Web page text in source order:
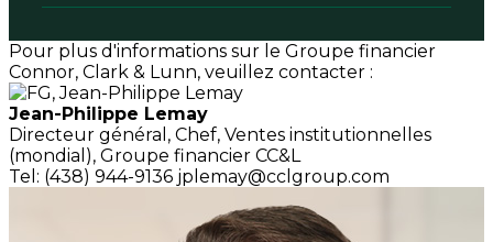
Pour plus d'informations sur le Groupe financier
Connor, Clark & Lunn, veuillez contacter :
Jean-Philippe Lemay
Directeur général, Chef, Ventes institutionnelles
(mondial), Groupe financier CC&L
Tel: (438) 944-9136 jplemay@cclgroup.com